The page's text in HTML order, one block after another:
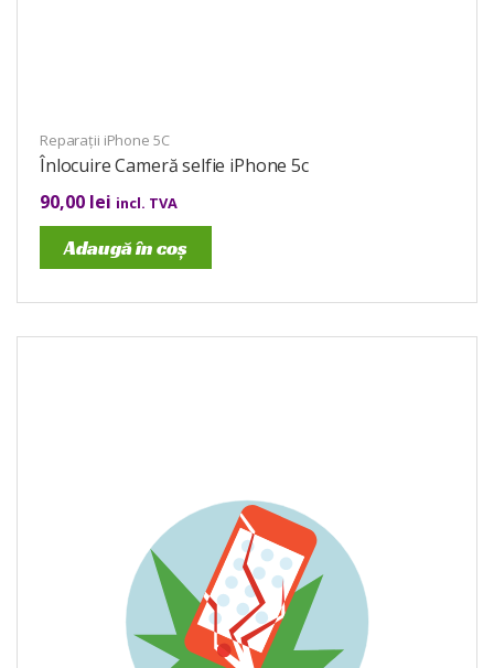
Reparații iPhone 5C
Înlocuire Cameră selfie iPhone 5c
90,00 lei incl. TVA
Adaugă în coș